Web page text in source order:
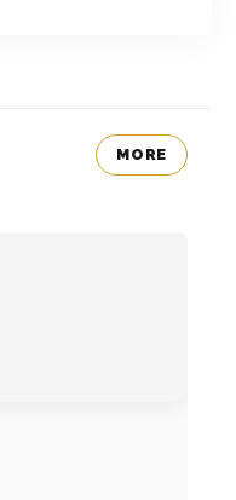
MORE